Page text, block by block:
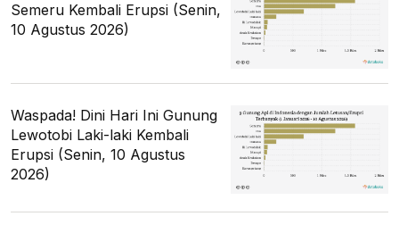
Semeru Kembali Erupsi (Senin,
10 Agustus 2026)
Waspada! Dini Hari Ini Gunung
Lewotobi Laki-laki Kembali
Erupsi (Senin, 10 Agustus
2026)